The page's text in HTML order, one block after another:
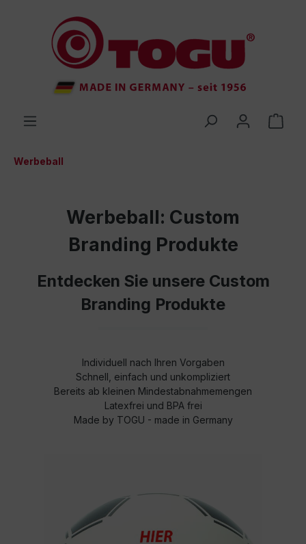
springen
Werbeball
Werbeball: Custom
Branding Produkte
Entdecken Sie unsere Custom
Branding Produkte
Individuell nach Ihren Vorgaben
Schnell, einfach und unkompliziert
Bereits ab kleinen Mindestabnahmemengen
Latexfrei und BPA frei
Made by TOGU - made in Germany